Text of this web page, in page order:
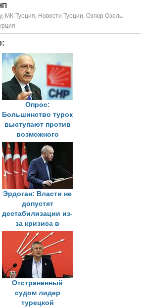
, МК-Турция, Новости Турции, Озгюр Озель,
Опрос:
Большинство турок
выступают против
возможного
возвращения
Кылычдароглу
через суд
Эрдоган: Власти не
допустят
дестабилизации из-
за кризиса в
оппозиции
Отстраненный
судом лидер
турецкой